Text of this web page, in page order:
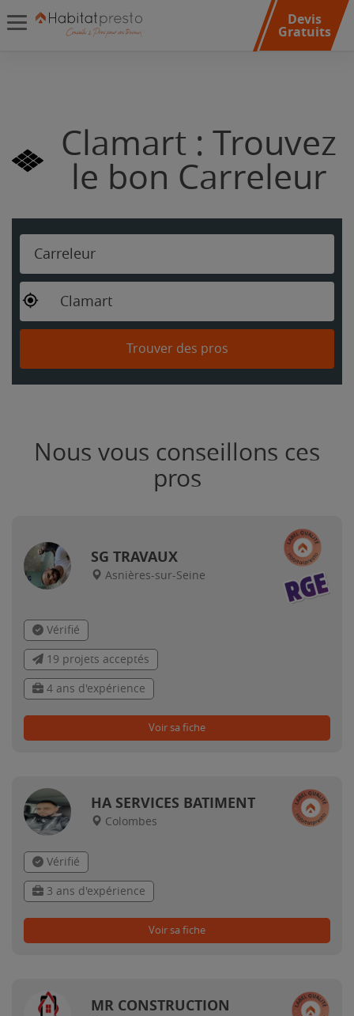
Devis
Gratuits
Clamart : Trouvez
le bon Carreleur
Carreleur
Clamart
Trouver des pros
Nous vous conseillons ces
pros
SG TRAVAUX
Asnières-sur-Seine
Vérifié
19 projets acceptés
4 ans d'expérience
Voir sa fiche
HA SERVICES BATIMENT
Colombes
Vérifié
3 ans d'expérience
Voir sa fiche
MR CONSTRUCTION